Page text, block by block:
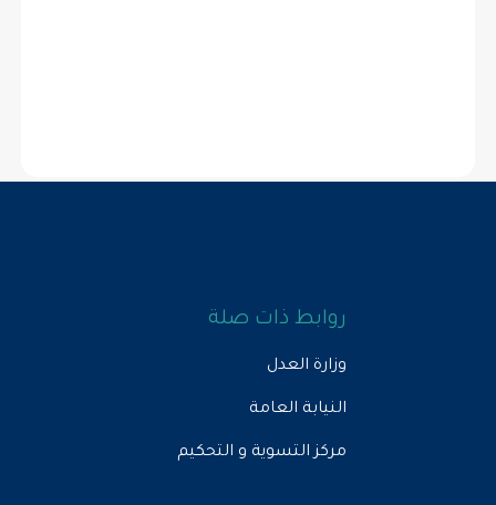
روابط ذات صلة
وزارة العدل
النيابة العامة
مركز التسوية و التحكيم